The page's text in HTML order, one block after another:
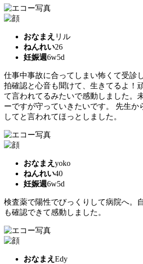
おなまえ リル
ねんれい26
妊娠週6w5d
仕事中事故に合ってしまい怖くて受診
拍確認と心音も聞けて、生きてるよ！
て言われてるみたいで感動しました。
ーですが守っていきたいです。 先生か
してと言われてほっとしました。
おなまえ yoko
ねんれい40
妊娠週6w5d
検査薬で陽性でびっくりして病院へ。
も確認できて感動しました。
おなまえ Edy